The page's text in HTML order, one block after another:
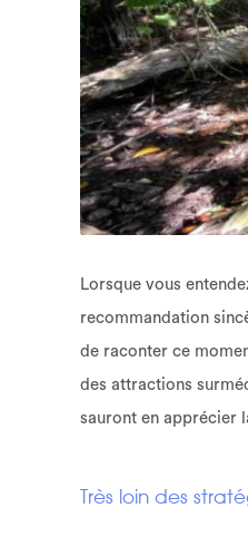
Lorsque vous
recommandation
de raconter ce
des attractions
sauront en apprécier
Très loin des